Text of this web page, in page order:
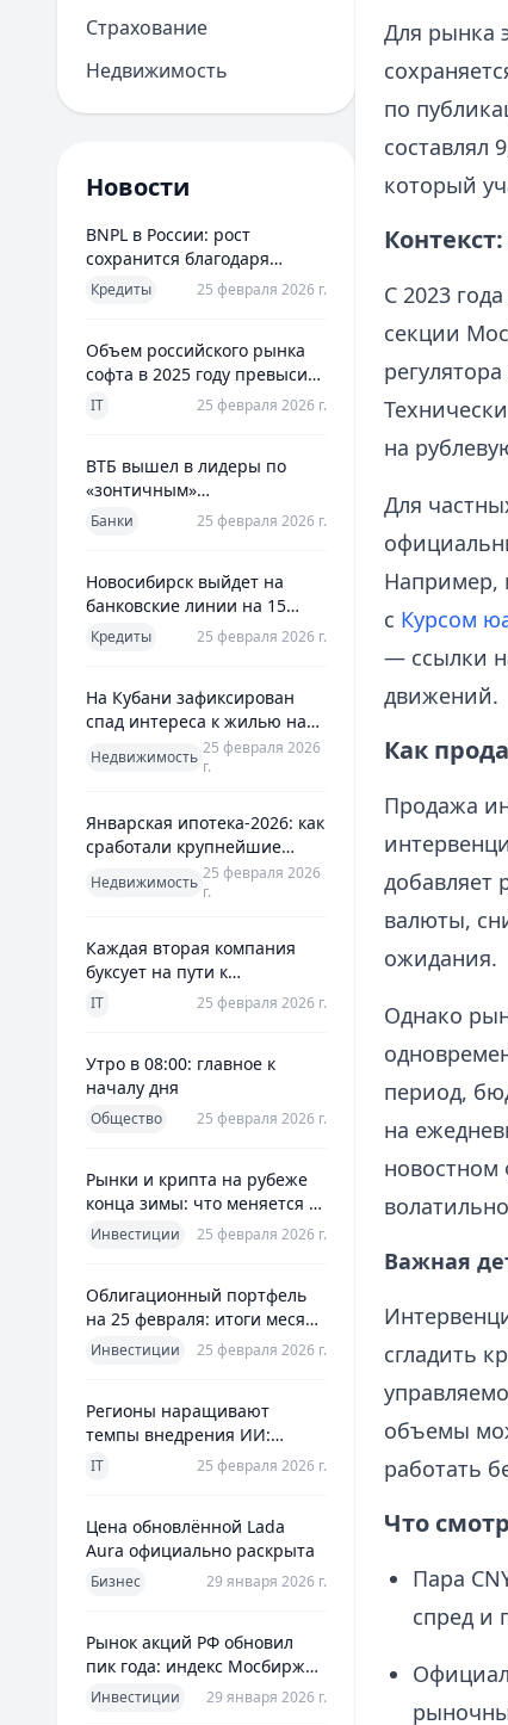
Страхование
Недвижимость
Новости
BNPL в России: рост
сохранится благодаря
новым сценариям
использования
Кредиты 25 февраля 2026 г.
Объем российского рынка
софта в 2025 году превысил
800 млрд рублей
IT 25 февраля 2026 г.
ВТБ вышел в лидеры по
«зонтичным»
поручительствам для МСП
Банки 25 февраля 2026 г.
Новосибирск выйдет на
банковские линии на 15
млрд рублей для закрытия
дефицита
Кредиты 25 февраля 2026 г.
На Кубани зафиксирован
спад интереса к жилью на
Недвижимость 25 февраля 2026
г.
Январская ипотека-2026: как
сработали крупнейшие
банки и что это значит для
заемщиков
Недвижимость 25 февраля 2026
г.
Каждая вторая компания
буксует на пути к
полноценной ERP
IT 25 февраля 2026 г.
Утро в 08:00: главное к
началу дня
Общество 25 февраля 2026 г.
Рынки и крипта на рубеже
конца зимы: что меняется к
25 февраля 2026
Инвестиции 25 февраля 2026 г.
Облигационный портфель
на 25 февраля: итоги месяца
и планы на март
Инвестиции 25 февраля 2026 г.
Регионы наращивают
темпы внедрения ИИ:
главное из отраслевого
IT 25 февраля 2026 г.
Цена обновлённой Lada
Aura официально раскрыта
Бизнес 29 января 2026 г.
Рынок акций РФ обновил
пик года: индекс Мосбиржи
на новом максимуме 2026-го
Инвестиции 29 января 2026 г.
Для рынка
по
составлял
который
С 2023
секции
на
Для
Например,
с Курсом
— ссылки
движений.
Как
Продажа
добавляет
валюты,
ожидания.
Однако
период,
на
новостном
Важная
сгладить
объемы
работать
Что
Пара
спред и